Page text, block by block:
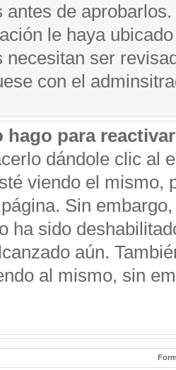
antes de
le haya
necesitan ser
con el
hago para
dándole clic al
viendo el mismo,
Sin
ha sido
aún.
al mismo, sin